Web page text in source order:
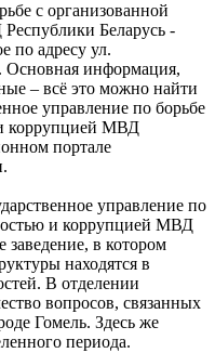
с организованной
Беларусь -
по адресу ул.
Основная информация,
– всё это можно найти
управление по борьбе
коррупцией МВД
портале
управление по
и коррупцией МВД
заведение, в котором
находятся в
В отделении
вопросов, связанных
Гомель. Здесь же
периода.